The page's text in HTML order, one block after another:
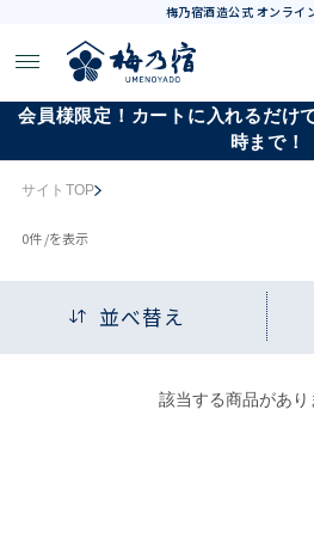
梅乃宿酒造公式 オンライ
会員様限定！カートに入れるだけ
時まで！
サイトTOP
0件 /を表示
並べ替え
該当する商品があり